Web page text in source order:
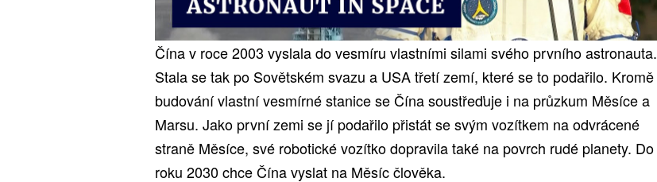
Čína v roce 2003 vyslala do vesmíru vlastními silami svého prvního astronauta.
Stala se tak po Sovětském svazu a USA třetí zemí, které se to podařilo. Kromě
budování vlastní vesmírné stanice se Čína soustřeďuje i na průzkum Měsíce a
Marsu. Jako první zemi se jí podařilo přistát se svým vozítkem na odvrácené
straně Měsíce, své robotické vozítko dopravila také na povrch rudé planety. Do
roku 2030 chce Čína vyslat na Měsíc člověka.